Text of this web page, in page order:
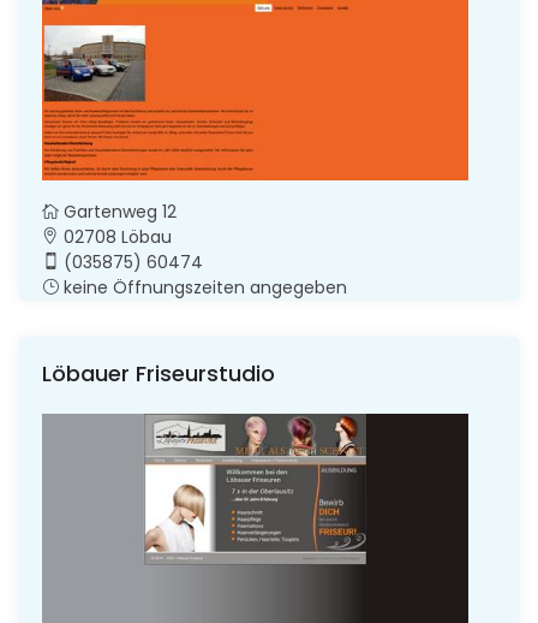
Gartenweg 12
02708 Löbau
(035875) 60474
keine Öffnungszeiten angegeben
Löbauer Friseurstudio